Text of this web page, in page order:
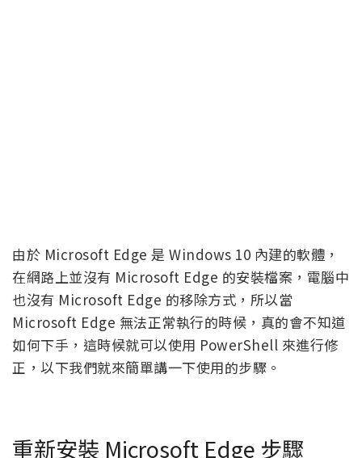
由於 Microsoft Edge 是 Windows 10 內建的軟體，
在網路上並沒有 Microsoft Edge 的安裝檔案，電腦中
也沒有 Microsoft Edge 的移除方式，所以當
Microsoft Edge 無法正常執行的時候，真的會不知道
如何下手，這時候就可以使用 PowerShell 來進行修
正，以下我們就來簡單講一下使用的步驟。
重新安裝 Microsoft Edge 步驟